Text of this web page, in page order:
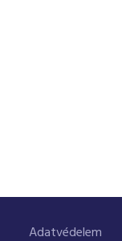
Adatvédelem